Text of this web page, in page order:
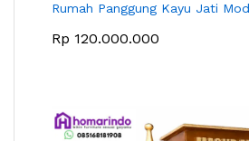
Rumah Panggung Kayu Jati
Rp 120.000.000